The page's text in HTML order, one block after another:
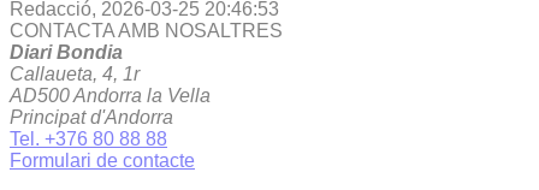
Redacció, 2026-03-25 20:46:53
CONTACTA AMB NOSALTRES
Diari Bondia
Callaueta, 4, 1r
AD500 Andorra la Vella
Principat d'Andorra
Tel. +376 80 88 88
Formulari de contacte